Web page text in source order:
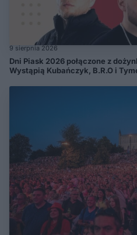
9 sierpnia 2026
Dni Piask 2026 połączone z
Wystąpią Kubańczyk, B.R.O i